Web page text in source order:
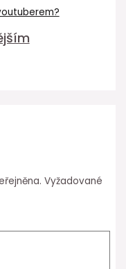
Vyžadované